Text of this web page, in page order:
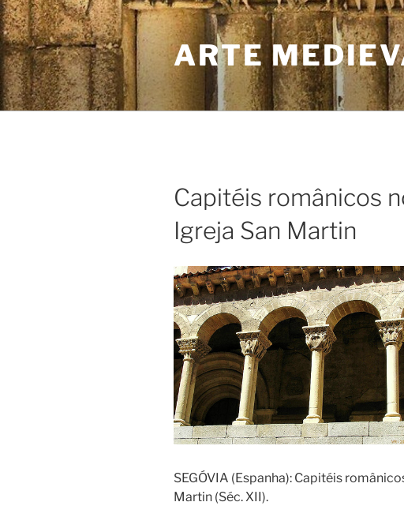
Skip
to
content
ARTE
Capitéis românicos
Igreja San Martin
SEGÓVIA (Espanha): Capitéis
Martin (Séc. XII).